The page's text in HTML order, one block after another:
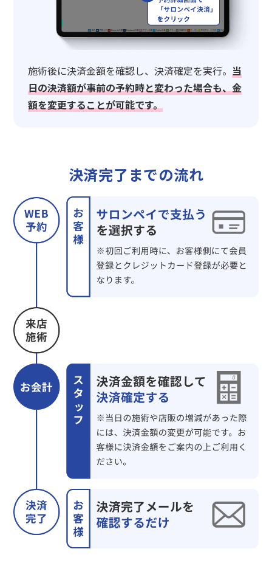
施術後に決済金額を確認し、決済確定を実行。当
日の決済額が事前の予約時と変わった場合も、金
額を変更することが可能です。
決済完了までの流れ